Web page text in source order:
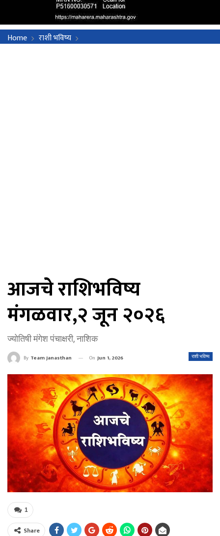
Home राशी भविष्य
आजचे राशिभविष्य
मंगळवार,२ जून २०२६
ज्योतिषी मंगेश पंचाक्षरी, नाशिक
राशी भविष्य
By Team Janasthan On Jun 1, 2026
1
Share